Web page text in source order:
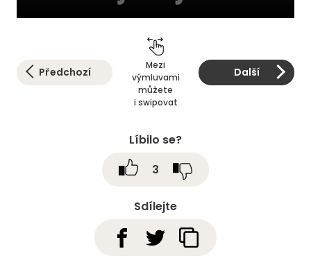
Předchozí
Mezi
výmluvami
můžete
i swipovat
Další
Sdílejte
Líbilo se?
3